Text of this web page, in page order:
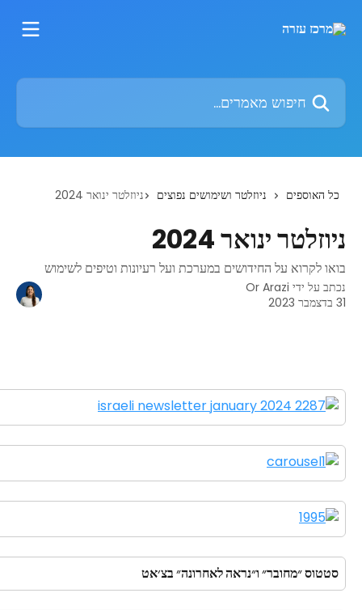
חיפוש מאמרים...
כל האוספים ניוזלטר ושימושים נפוצים ניוזלטר ינואר 2024
ניוזלטר ינואר 2024
בואו לקרוא על החידושים במערכת ועל רעיונות וטיפים לשימוש
נכתב על ידי Or Arazi
31 בדצמבר 2023
סטטוס ״מחובר״ ו״נראה לאחרונה״ בצ׳אט